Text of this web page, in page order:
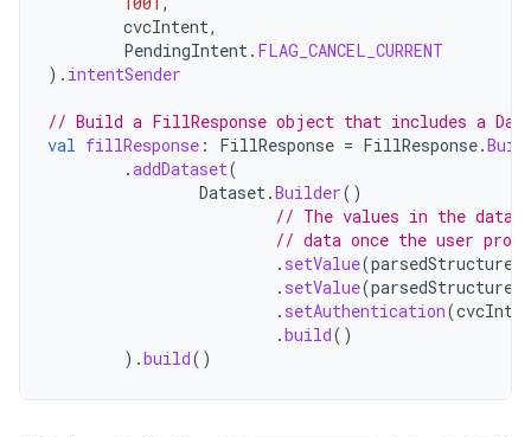
cvcIntent,
PendingIntent. FLAG_CANCEL_CURRENT
). intentSender
// Build a FillResponse object that includes a
val fillResponse : FillResponse = FillResponse.
.addDataset(
Dataset.Builder()
// The values in the
// data once the user
. setValue(parsedStructure
. setValue(parsedStructure
. setAuthentication(
.build()
).build()